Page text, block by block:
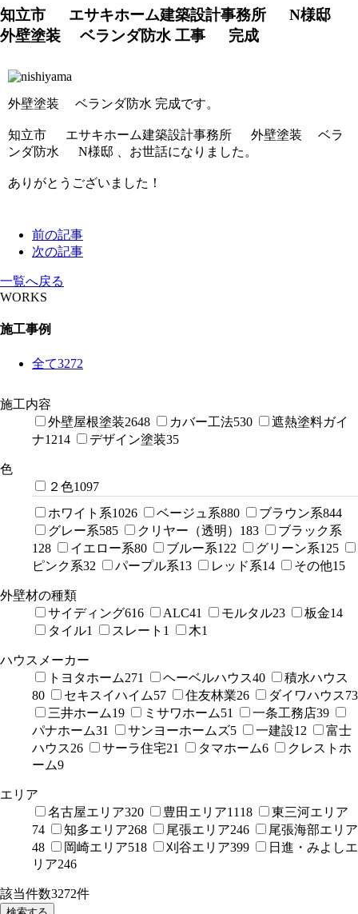
知立市 エサキホーム建築設計事務所 N様邸
外壁塗装 ベランダ防水 工事 完成
外壁塗装 ベランダ防水 完成です。
知立市 エサキホーム建築設計事務所 外壁塗装 ベラ
ンダ防水 N様邸 、お世話になりました。
ありがとうございました！
前の記事
次の記事
一覧へ戻る
WORKS
施工事例
全て3272
施工内容
外壁屋根塗装2648 カバー工法530
遮熱塗料ガイ
ナ1214 デザイン塗装35
色
２色1097
ホワイト系1026 ベージュ系880 ブラウン系844
グレー系585 クリヤー（透明） 183
ブラック系
128
イエロー系80 ブルー系122 グリーン系125
ピンク系32 パープル系13 レッド系14 その他15
外壁材の種類
サイディング616 ALC41 モルタル23 板金14
タイル1 スレート 1 木1
ハウスメーカー
トヨタホーム271 ヘーベルハウス40
積水ハウス
80
セキスイハイム57 住友林業26 ダイワハウス73
三井ホーム19 ミサワホーム51 一条工務店39
パナホーム31 サンヨーホームズ5 一建設12
富士
ハウス26 サーラ住宅21 タマホーム6
クレストホ
ーム9
エリア
名古屋エリア320 豊田エリア1118
東三河エリア
74
知多エリア268 尾張エリア246
尾張海部エリア
48
岡崎エリア518 刈谷エリア399
日進・みよしエ
リア246
該当件数3272件